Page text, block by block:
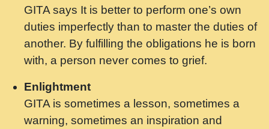
मर गनय न अपरध लडडल शर रध.... Shri
ravinandan shastri ji maharaj.mp3
मेरे मन हरी का ध्यान लगा - भजन भाव - 2018 -
Rishikesh - Swami Gyananand Ji
Maharaj.mp3
यह हसरत तलब ह नकज कमर Yahi Hasraten
Talab Hai Bhav Pravah #bhajan.mp3
GITA says It is better to perform one’s own
duties imperfectly than to master the duties of
another. By fulfilling the obligations he is born
with, a person never comes to grief.
Enlightment
GITA is sometimes a lesson, sometimes a
warning, sometimes an inspiration and